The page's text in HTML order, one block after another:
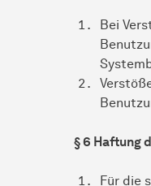
Bei
§ 6 Haftung
Für die